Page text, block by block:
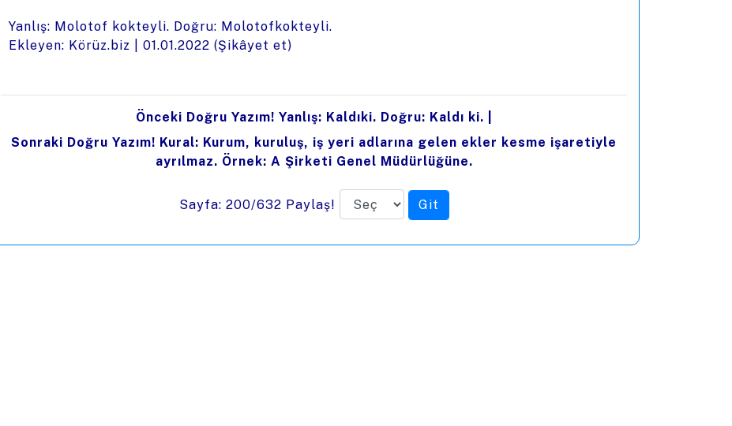
Yanlış: Molotof kokteyli. Doğru: Molotofkokteyli.
Ekleyen: Körüz.biz | 01.01.2022 (Şikâyet et)
Önceki Doğru Yazım! Yanlış: Kaldıki. Doğru: Kaldı ki.
Sonraki Doğru Yazım! Kural: Kurum, kuruluş, iş yeri adlarına gelen ekler kesme işaretiyle
ayrılmaz. Örnek: A Şirketi Genel Müdürlüğüne.
Sayfa: 200/632 Paylaş!